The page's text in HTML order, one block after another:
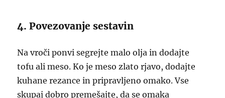
4. Povezovanje sestavin
Na vroči ponvi segrejte malo olja in dodajte
tofu ali meso. Ko je meso zlato rjavo, dodajte
kuhane rezance in pripravljeno omako. Vse
skupaj dobro premešajte, da se omaka